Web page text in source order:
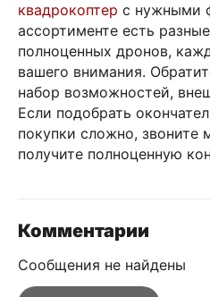
квадрокоптер с нужными
ассортименте есть
полноценных дронов,
вашего внимания.
набор возможностей,
Если подобрать
покупки сложно, звоните
получите полноценную
Комментарии
Сообщения не найдены